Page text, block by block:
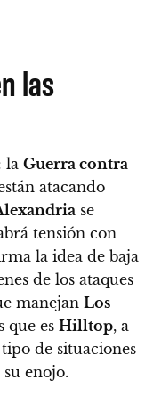
las
la Guerra contra
atacando
se
tensión con
la idea de baja
de los ataques
manejan Los
que es Hilltop, a
de situaciones
enojo.